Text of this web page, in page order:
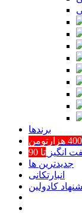
برند‌ها
400 هزارتومن
انگیز
جدیدترین ها
انبارتکانی
کادولین